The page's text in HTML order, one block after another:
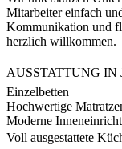
Mitarbeiter einfach
Kommunikation und
herzlich willkommen.
AUSSTATTUNG
Einzelbetten
Hochwertige
Moderne
Voll ausgestattete